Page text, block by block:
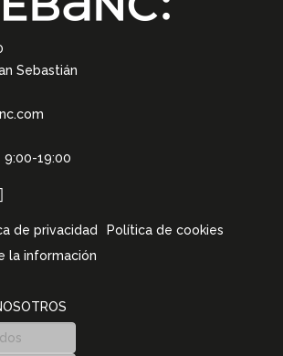
Sebastián
9:00-19:00
de privacidad
Política de cookies
la información